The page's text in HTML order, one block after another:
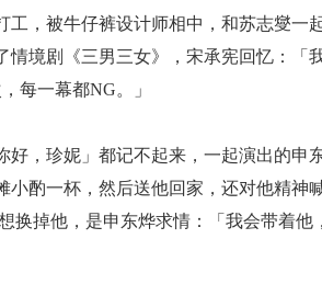
，被牛仔裤设计师相中，和苏志燮一
情境剧《三男三女》，宋承宪回忆：「
每一幕都NG。」
，珍妮」都记不起来，一起演出的申
小酌一杯，然后送他回家，还对他精神
换掉他，是申东烨求情：「我会带着